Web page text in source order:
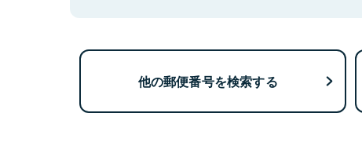
他の郵便番号を検索する